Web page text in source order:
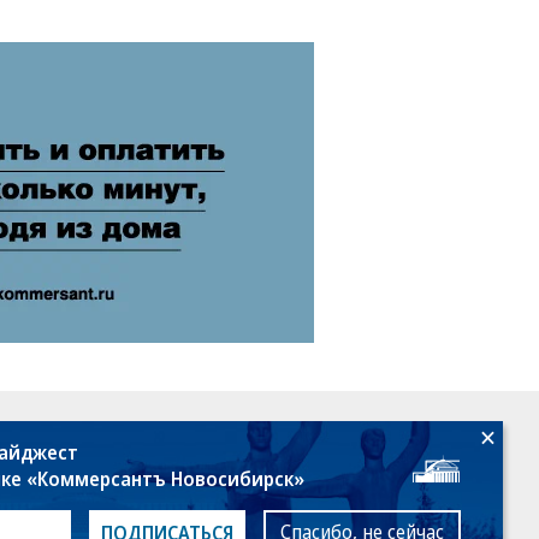
18+
«Коммерсантъ Новосибирск»
ПОДПИСАТЬСЯ Спасибо, не сейчас